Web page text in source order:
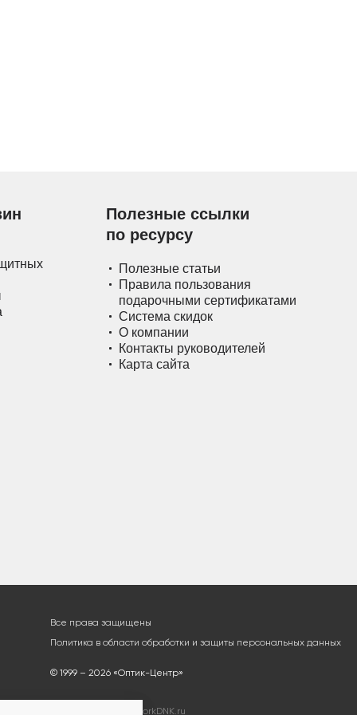
Полезные ссылки
по ресурсу
Полезные статьи
Правила пользования
подарочными сертификатами
Система скидок
О компании
Контакты руководителей
Карта сайта
Все права защищены
Политика в области обработки и защиты персональных данных
© 1999 – 2026 «Оптик-Центр»
workDNK.ru